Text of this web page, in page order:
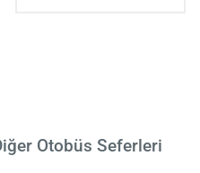
Otobüs Seferleri